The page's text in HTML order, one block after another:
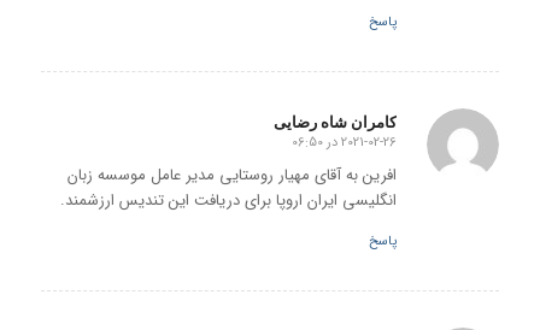
پاسخ
کامران شاه رضایی
گفته:
2021-02-26 در 06:50
افرین به آقای مهیار روستایی مدیر عامل موسسه زبان
انگلیسی ایران اروپا برای دریافت این تندیس ارزشمند.
پاسخ